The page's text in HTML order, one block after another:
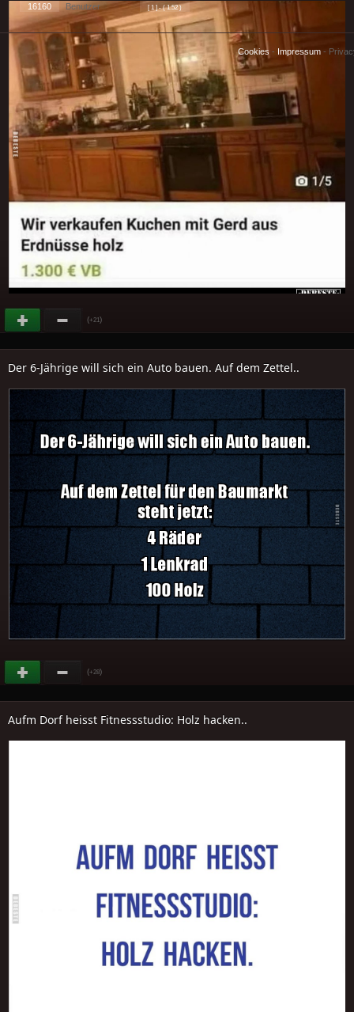
(+21)
Der 6-Jährige will sich ein Auto bauen. Auf dem Zettel..
(+28)
Aufm Dorf heisst Fitnessstudio: Holz hacken..
16160
Benutzer [ 1 ] - ( 1.52 )
Cookies - Impressum -